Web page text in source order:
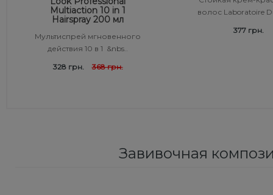
Multiaction 10 in 1
Hairspray 200 мл
Мультиспрей мгновенного
действия 10 в 1 &nbs..
328 грн.
368 грн.
волос Laboratoire
377 грн.
Завивочная
Средства от перхоти
Сыворотка, флюид для волос
Subtil Color Lab Instant Detox - Серия детокс для кожи
головы
Subtil Color Lab Maitrise Parfaite – Серия для кучерявых
Subtil Color Lab Volume Intense – Серия для объема
Revlon Professional
Schwarzkopf Professional